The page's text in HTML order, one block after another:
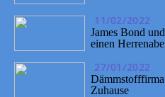
11/02/2022
James Bond
einen
27/01/2022
Zuhause